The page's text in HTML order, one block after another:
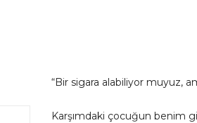
“Bir sigara alabiliyor muyuz,
Karşımdaki çocuğun benim